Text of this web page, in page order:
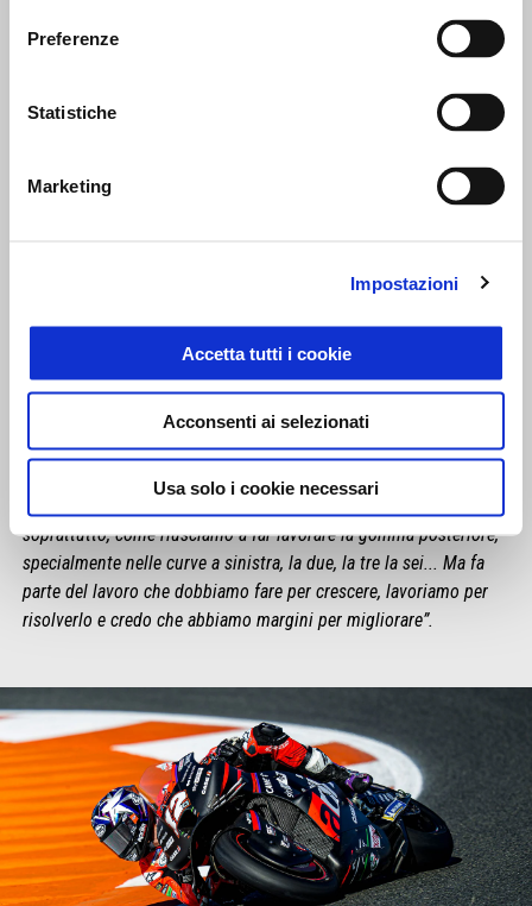
Preferenze
Statistiche
Marketing
Impostazioni
Accetta tutti i cookie
Acconsenti ai selezionati
Usa solo i cookie necessari
MAVERICK VIÑALES
“È stata una giornata tutto sommato positiva, siamo cresciuti
rispetto all’anno passato e il feeling nella guida è nettamente
migliore, ho girato più forte e anche le linee che riesco a tenere
soprattutto, come riusciamo a far lavorare la gomma posteriore,
specialmente nelle curve a sinistra, la due, la tre la sei... Ma fa
parte del lavoro che dobbiamo fare per crescere, lavoriamo per
risolverlo e credo che abbiamo margini per migliorare”.